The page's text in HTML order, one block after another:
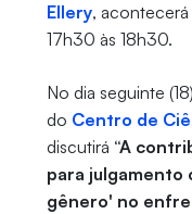
Ellery, acontecerá
17h30 às 18h30.
No dia seguinte
do Centro de
discutirá “A
para julgamento
gênero' no